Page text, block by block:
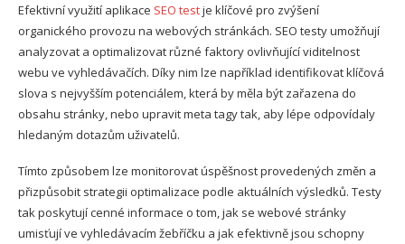
Efektivní využití aplikace SEO testje klíčové pro zvýšení
organického provozu na webových stránkách. SEO testy umožňují
analyzovat a optimalizovat různé faktory ovlivňující viditelnost
webu ve vyhledávačích. Díky nim lze například identifikovat klíčová
slova s nejvyšším potenciálem, která by měla být zařazena do
obsahu stránky, nebo upravit meta tagy tak, aby lépe odpovídaly
hledaným dotazům uživatelů.
Tímto způsobem lze monitorovat úspěšnost provedených změn a
přizpůsobit strategii optimalizace podle aktuálních výsledků. Testy
tak poskytují cenné informace o tom, jak se webové stránky
umisťují ve vyhledávacím žebříčku a jak efektivně jsou schopny